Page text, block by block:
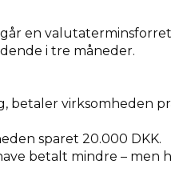
en
i tre måneder.
betaler virksomheden
sparet 20.000 DKK.
betalt mindre – men